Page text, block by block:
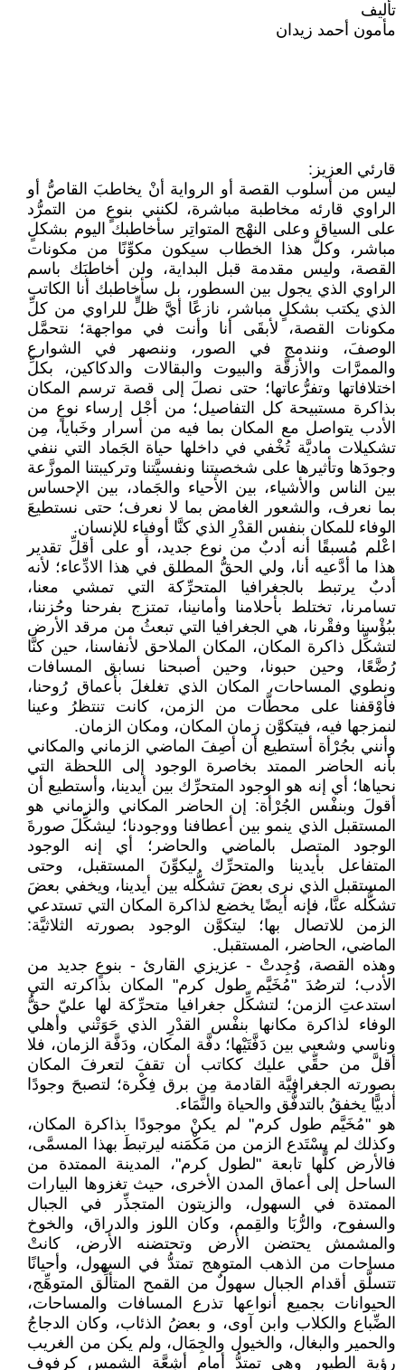
تأليف
مأمون أحمد زيدان
قارئي العزيز:
ليس من أسلوب القصة أو الرواية أنْ يخاطبَ القاصُّ أو
الراوي قارئه مخاطبة مباشرة، لكنني بنوعٍ من التمرُّد
على السياق وعلى النهْج المتواتِر سأخاطبك اليوم بشكلٍ
مباشر، وكلُّ هذا الخطاب سيكون مكوِّنًا من مكونات
القصة، وليس مقدمة قبل البداية، ولن أخاطبَك باسم
الراوي الذي يجول بين السطور، بل سأخاطبك أنا الكاتب
الذي يكتب بشكلٍ مباشر، نازعًا أيَّ ظلٍّ للراوي من كلِّ
مكونات القصة، لأبقَى أنا وأنت في مواجهة؛ نتحمَّل
الوصفَ، ونندمج في الصور، وننصهر في الشوارع
والممرَّات والأزقَّة والبيوت والبقالات والدكاكين، بكلِّ
اختلافاتها وتفرُّعاتها؛ حتى نصلَ إلى قصة ترسم المكان
بذاكرة مستبيحة كل التفاصيل؛ من أجْل إرساء نوعٍ من
الأدب يتواصل مع المكان بما فيه من أسرار وخَبايا، مِن
تشكيلات ماديَّة تُخْفي في داخلها حياة الجَماد التي ننفي
وجودَها وتأثيرها على شخصيتنا ونفسيَّتنا وتركيبتنا الموزَّعة
بين الناس والأشياء، بين الأحياء والجَماد، بين الإحساس
بما نعرف، والشعور الغامض بما لا نعرف؛ حتى نستطيعَ
الوفاء للمكان بنفس القدْرِ الذي كنَّا أوفياء للإنسان.
اعْلم مُسبقًا أنه أدبٌ من نوع جديد، أو على أقلِّ تقدير
هذا ما أدَّعيه أنا، ولي الحقُّ المطلق في هذا الادِّعاء؛ لأنه
أدبٌ يرتبط بالجغرافيا المتحرِّكة التي تمشي معنا،
تسامرنا، تختلط بأحلامنا وأمانينا، تمتزج بفرحنا وحُزننا،
ببُؤْسنا وفقْرنا، هي الجغرافيا التي تبعثُ من مرقد الأرض
لتشكِّل ذاكرة المكان، المكان الملاحق لأنفاسنا، حين كنَّا
رُضَّعًا، وحين حبونا، وحين أصبحنا نسابق المسافات
ونطوي المساحات، المكان الذي تغلغلَ بأعماق رُوحنا،
فأوْقفنا على محطَّات من الزمن، كانت تنتظرُ وعينا
لنمزجها فيه، فيتكوَّن زمان المكان، ومكان الزمان.
وأنني بجُرْأة أستطيع أن أصِفَ الماضي الزماني والمكاني
بأنه الحاضر الممتد بخاصرة الوجود إلى اللحظة التي
نحياها؛ أي إنه هو الوجود المتحرِّك بين أيدينا، وأستطيع أن
أقولَ وبنفْس الجُرْأة: إن الحاضر المكاني والزماني هو
المستقبل الذي ينمو بين أعطافنا ووجودنا؛ ليشكِّلَ صورةَ
الوجود المتصل بالماضي والحاضر؛ أي إنه الوجود
المتفاعل بأيدينا والمتحرِّك ليكوِّنَ المستقبل، وحتى
المستقبل الذي نرى بعضَ تشكُّله بين أيدينا، ويخفي بعضَ
تشكُّله عنَّا، فإنه أيضًا يخضع لذاكرة المكان التي تستدعي
الزمن للاتصال بها؛ ليتكوَّن الوجود بصورته الثلاثيَّة:
الماضي، الحاضر، المستقبل.
وهذه القصة، وُجِدتْ - عزيزي القارئ - بنوعٍ جديد من
الأدب؛ لترصُدَ "مُخَيَّم طول كرم" المكان بذاكرته التي
استدعتِ الزمن؛ لتشكِّل جغرافيا متحرِّكة لها عليّ حقُّ
الوفاء لذاكرة مكانها بنفْس القدْرِ الذي حَوَتْني وأهلي
وناسي وشعبي بين دَفَّتَيْها؛ دفَّة المكان، ودَفَّة الزمان، فلا
أقلَّ من حقِّي عليك ككاتب أن تقفَ لتعرفَ المكان
بصورته الجغرافيَّة القادمة مِن برق فِكْرة؛ لتصبحَ وجودًا
أدبيًّا يخفقُ بالتدفُّق والحياة والنَّمَاء.
هو "مُخَيَّم طول كرم" لم يكنْ موجودًا بذاكرة المكان،
وكذلك لم يسْتَدع الزمن من مَكْمَنه ليرتبطَ بهذا المسمَّى،
فالأرض كلُّها تابعة "لطول كرم"، المدينة الممتدة من
الساحل إلى أعماق المدن الأخرى، حيث تغزوها البيارات
الممتدة في السهول، والزيتون المتجذِّر في الجبال
والسفوح، والرُّبَا والقِمم، وكان اللوز والدراق، والخوخ
والمشمش يحتضن الأرض وتحتضنه الأرض، كانتْ
مساحات من الذهب المتوهج تمتدُّ في السهول، وأحيانًا
تتسلَّق أقدام الجبال سهولٌ من القمح المتألِّق المتوهِّج،
الحيوانات بجميع أنواعها تذرع المسافات والمساحات،
الضِّباع والكلاب وابن آوى، و بعضُ الذئاب، وكان الدجاجُ
والحمير والبغال، والخيول والجِمَال، ولم يكن من الغريب
رؤية الطيور وهي تمتدُّ أمام أشِعَّة الشمس كرفوفٍ